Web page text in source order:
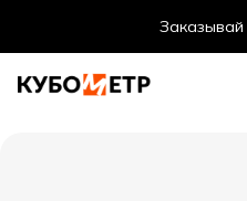
Заказывай
Оптовые цены